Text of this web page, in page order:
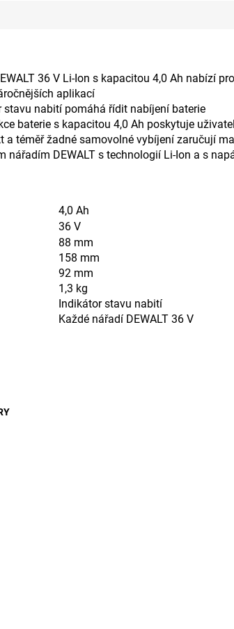
EWALT 36 V Li-Ion s kapacitou 4,0 Ah nabízí
aplikací
stavu nabití pomáhá řídit nabíjení baterie
baterie s kapacitou 4,0 Ah poskytuje
a téměř žadné samovolné vybíjení zaručují
nářadím DEWALT s technologií Li-Ion a s
4,0 Ah
36 V
88 mm
158 mm
92 mm
1,3 kg
Indikátor stavu nabití
Každé nářadí DEWALT 36 V